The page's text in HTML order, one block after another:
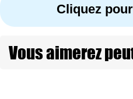
Cliquez
Vous aimerez